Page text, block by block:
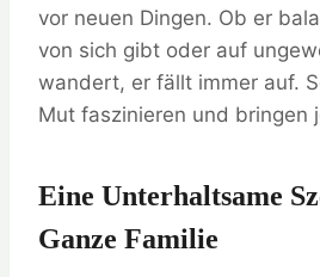
vor neuen Dingen. Ob er
von sich gibt oder auf
wandert, er fällt immer auf.
Mut faszinieren und bringen
Eine Unterhaltsame
Ganze Familie